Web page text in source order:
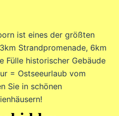
ist eines der größten
Strandpromenade, 6km
Fülle historischer Gebäude
= Ostseeurlaub vom
Sie in schönen